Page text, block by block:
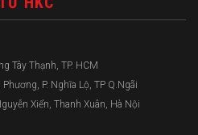
Tây Thạnh, TP. HCM
P. Nghĩa Lộ, TP Q.Ngãi
Xiển, Thanh Xuân, Hà Nội